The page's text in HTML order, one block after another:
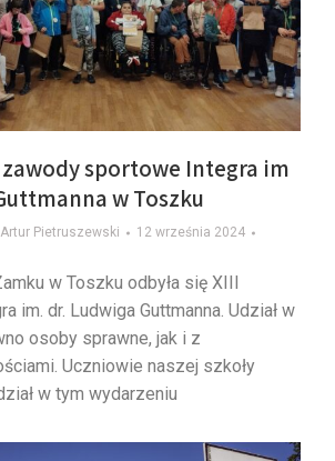
sportowe Integra im
w Toszku
Artur Pietruszewski
12 września 2024
w Toszku odbyła się XIII
im. dr. Ludwiga Guttmanna. Udział w
osoby sprawne, jak i z
Uczniowie naszej szkoły
w tym wydarzeniu